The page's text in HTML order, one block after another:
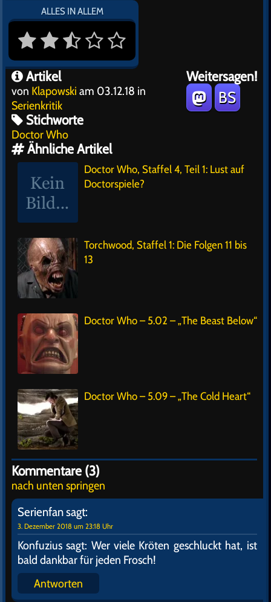
ALLES IN ALLEM
Weitersagen!
BS
Artikel
von Klapowski am 03.12.18 in
Serienkritik
Stichworte
Doctor Who
Ähnliche Artikel
Doctor Who, Staffel 4, Teil 1: Lust auf
Doctorspiele?
Torchwood, Staffel 1: Die Folgen 11 bis
13
Doctor Who – 5.02 – „The Beast Below“
Doctor Who – 5.09 – „The Cold Heart“
Kommentare (3)
nach unten springen
Serienfansagt:
3. Dezember 2018 um 23:18 Uhr
Konfuzius sagt: Wer viele Kröten geschluckt hat, ist
bald dankbar für jeden Frosch!
Antworten